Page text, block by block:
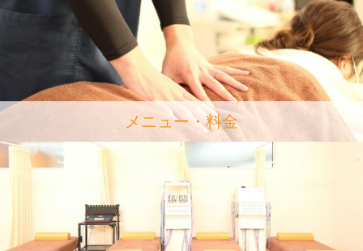
メニュー・料金